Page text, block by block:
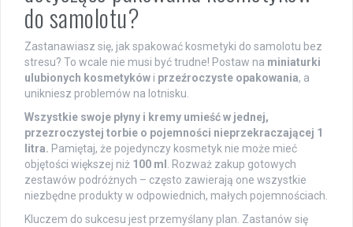
do samolotu?
Zastanawiasz się, jak spakować kosmetyki do samolotu bez
stresu? To wcale nie musi być trudne! Postaw na miniaturki
ulubionych kosmetyków i przeźroczyste opakowania, a
unikniesz problemów na lotnisku.
Wszystkie swoje płyny i kremy umieść w jednej,
przezroczystej torbie o pojemności nieprzekraczającej 1
litra. Pamiętaj, że pojedynczy kosmetyk nie może mieć
objętości większej niż 100 ml
. Rozważ zakup gotowych
zestawów podróżnych – często zawierają one wszystkie
niezbędne produkty w odpowiednich, małych pojemnościach.
Kluczem do sukcesu jest przemyślany plan. Zastanów się